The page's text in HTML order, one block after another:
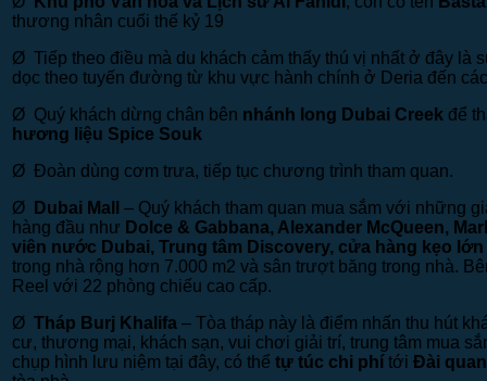
thương nhân cuối thế kỷ 19
Ø Tiếp theo điều mà du khách cảm thấy thú vị nhất ở đây là
dọc theo tuyến đường từ khu vực hành chính ở Deria đến
Ø Quý khách dừng chân bên nhánh long Dubai Creek để
hương liệu Spice Souk
Ø Đoàn dùng cơm trưa, tiếp tục chương trình tham quan.
Ø
Dubai Mall – Quý khách tham quan mua sắm với những
hàng đầu như Dolce & Gabbana, Alexander McQueen,
viên nước Dubai, Trung tâm Discovery, cửa hàng kẹo
trong nhà rộng hơn 7.000 m2 và sân trượt băng trong nhà.
Reel với 22 phòng chiếu cao cấp.
Ø Tháp Burj Khalifa – Tòa tháp này là điểm nhấn thu hút
cư, thương mại, khách sạn, vui chơi giải trí, trung tâm mua
chụp hình lưu niệm tại đây, có thể tự túc chi phí tới Đài